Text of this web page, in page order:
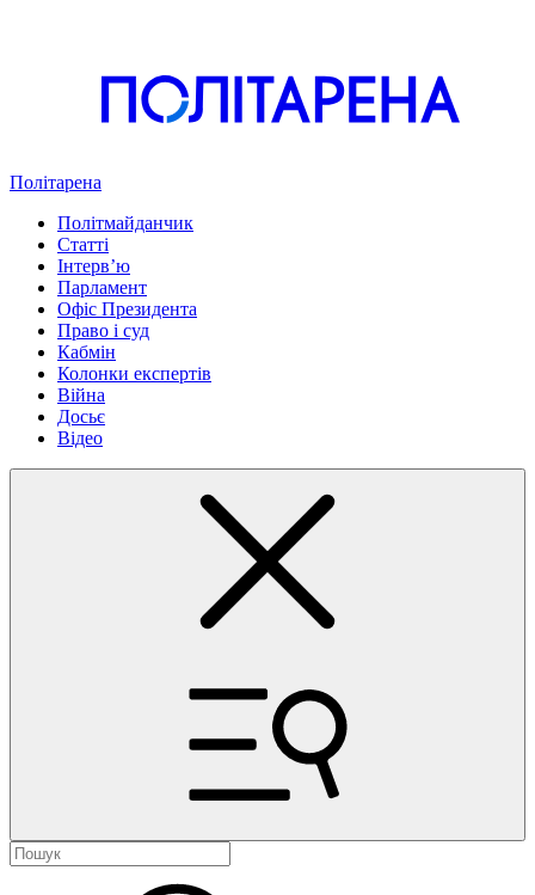
Політарена
Політмайданчик
Статті
Інтервʼю
Парламент
Офіс Президента
Право і суд
Кабмін
Колонки експертів
Війна
Досьє
Відео